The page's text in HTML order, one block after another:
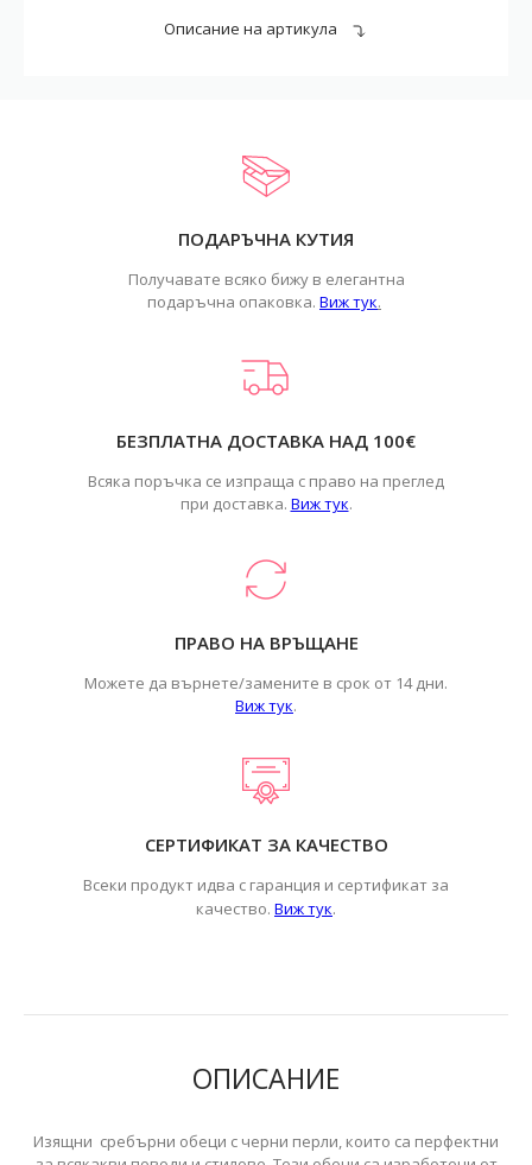
Описание на артикула
ПОДАРЪЧНА КУТИЯ
Получавате всяко бижу в елегантна
подаръчна опаковка. Виж тук.
БЕЗПЛАТНА ДОСТАВКА НАД 100€
Всяка поръчка се изпраща с право на преглед
при доставка. Виж тук.
ПРАВО НА ВРЪЩАНЕ
Можете да върнете/замените в срок от 14 дни.
Виж тук.
СЕРТИФИКАТ ЗА КАЧЕСТВО
Всеки продукт идва с гаранция и сертификат за
качество. Виж тук.
ОПИСАНИЕ
Изящни сребърни обеци с черни перли, които са перфектни